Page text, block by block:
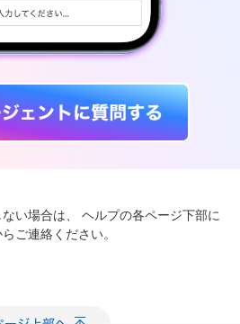
い場合は、
ヘルプの各ページ下部に
ご連絡ください。